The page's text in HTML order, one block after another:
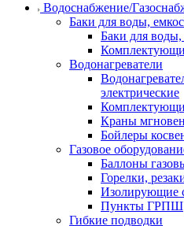
Водоснабжение/
Баки для воды,
Баки для
Водонагреватели
электрические
Краны
Бойлеры
Газовое
Баллоны
Горелки,
Изолирующие
Пункты ГРПШ
Гибкие подводки